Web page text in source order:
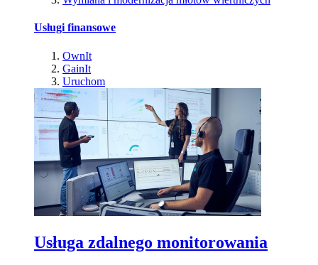
Usługi finansowe
OwnIt
GainIt
Uruchom
Usługa zdalnego monitorowania